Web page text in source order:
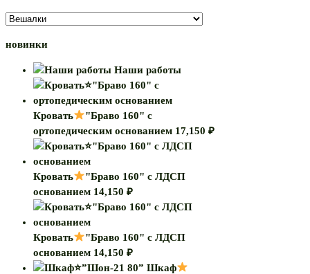
новинки
Наши работы
Кровать
"Браво 160" с
ортопедическим основанием 17,150 ₽
Кровать
"Браво 160" с ЛДСП
основанием 14,150 ₽
Кровать
"Браво 160" с ЛДСП
основанием 14,150 ₽
Шкаф